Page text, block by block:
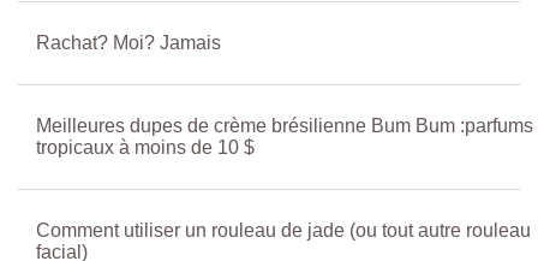
Rachat? Moi? Jamais
Meilleures dupes de crème brésilienne Bum Bum :parfums
tropicaux à moins de 10 $
Comment utiliser un rouleau de jade (ou tout autre rouleau
facial)